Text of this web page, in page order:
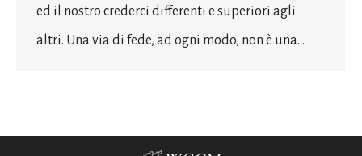
ed il nostro crederci differenti e superiori agli
altri. Una via di fede, ad ogni modo, non è una…